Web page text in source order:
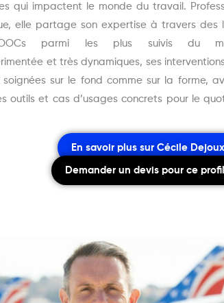
qui impactent le monde du travail.
elle partage son expertise à travers des
parmi les plus suivis du
et très dynamiques, ses
sur le fond comme sur la forme,
outils et cas d’usages concrets pour le
En savoir plus sur Cécile
Demander un devis pour ce